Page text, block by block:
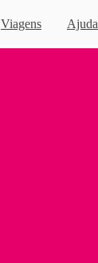
Viagens Ajuda